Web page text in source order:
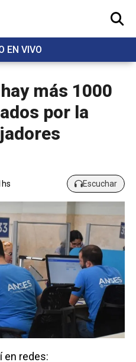
EN VIVO
BUSCAR
más 1000
por la
Escuchar
en redes: